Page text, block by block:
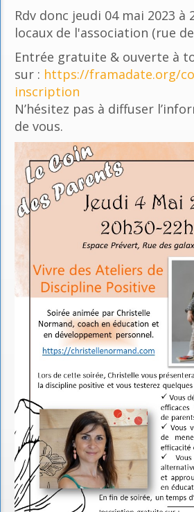
Rdv donc jeudi 04 mai 2023 à
locaux de l'association (rue
Entrée gratuite & ouverte à
sur : https://framadate.org/
inscription
N’hésitez pas à diffuser
de vous.